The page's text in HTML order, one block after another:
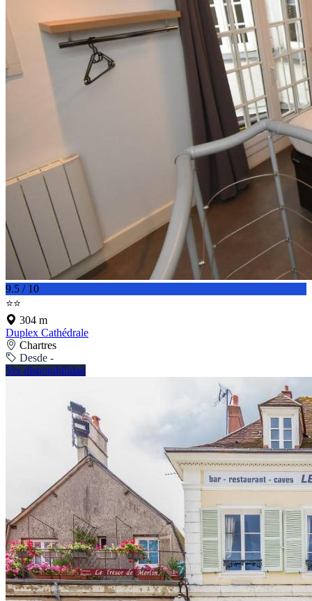
9.5 / 10
⭐⭐
304 m
Duplex Cathédrale
Chartres
Desde -
Ver disponibilidad